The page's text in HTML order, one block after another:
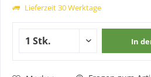
Lieferzeit 30 Werktage
In